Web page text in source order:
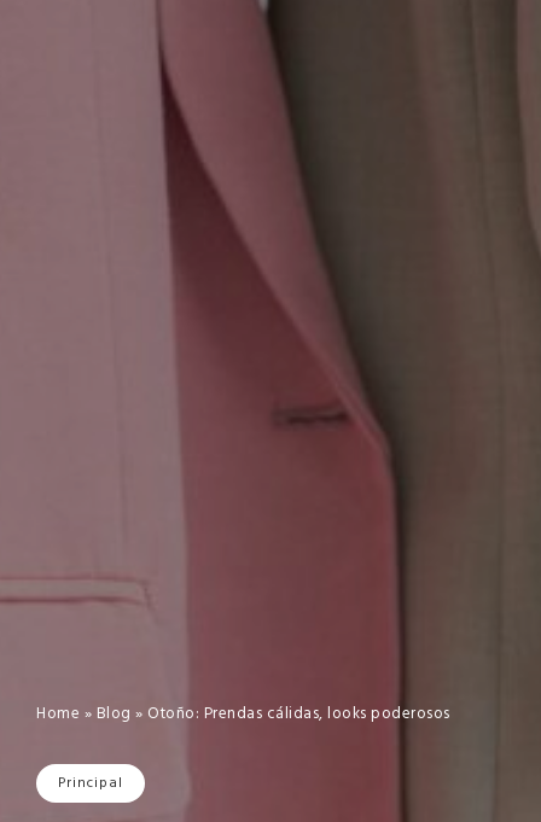
Home » Blog » Otoño: Prendas cálidas, looks poderosos
Principal